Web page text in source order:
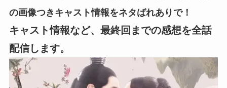
の画像つきキャスト情報をネタばれありで！
キャスト情報など、最終回までの感想を全話
配信します。